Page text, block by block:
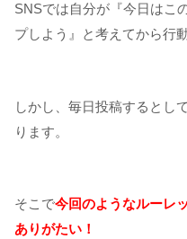
SNSでは自分が『今日はこ
プしよう』と考えてから行
しかし、毎日投稿するとし
ります。
そこで今回のようなルーレ
ありがたい！